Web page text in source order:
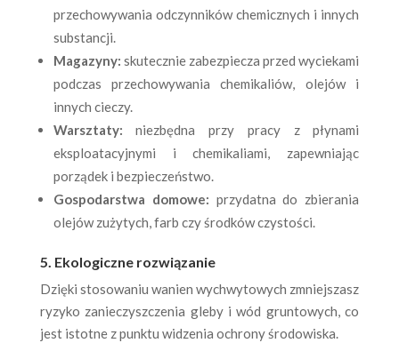
przechowywania odczynników chemicznych i innych
substancji.
Magazyny: skutecznie zabezpiecza przed wyciekami
podczas przechowywania chemikaliów, olejów i
innych cieczy.
Warsztaty: niezbędna przy pracy z płynami
eksploatacyjnymi i chemikaliami, zapewniając
porządek i bezpieczeństwo.
Gospodarstwa domowe: przydatna do zbierania
olejów zużytych, farb czy środków czystości.
5. Ekologiczne rozwiązanie
Dzięki stosowaniu wanien wychwytowych zmniejszasz
ryzyko zanieczyszczenia gleby i wód gruntowych, co
jest istotne z punktu widzenia ochrony środowiska.